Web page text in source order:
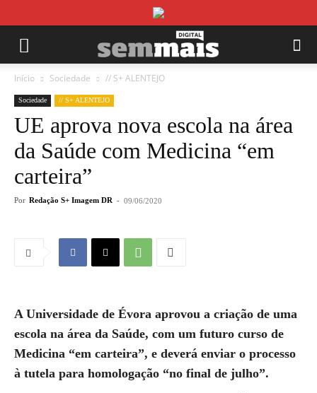
Início Sociedade // S+ ALENTEJO
Sociedade // S+ ALENTEJO
UE aprova nova escola na área
da Saúde com Medicina “em
carteira”
Por Redação S+ Imagem DR - 09/06/2020
A Universidade de Évora aprovou a criação de uma
escola na área da Saúde, com um futuro curso de
Medicina “em carteira”, e deverá enviar o processo
à tutela para homologação “no final de julho”.